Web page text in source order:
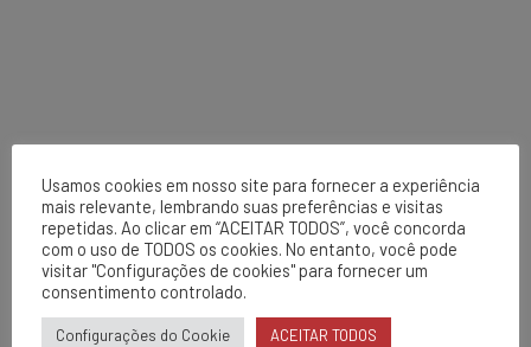
EPCL
Matriz
Av. Centenário, 1420
Brumado - BA
Usamos cookies em nosso site para fornecer a experiência
mais relevante, lembrando suas preferências e visitas
repetidas. Ao clicar em “ACEITAR TODOS”, você concorda
com o uso de TODOS os cookies. No entanto, você pode
visitar "Configurações de cookies" para fornecer um
consentimento controlado.
Configurações do Cookie ACEITAR TODOS